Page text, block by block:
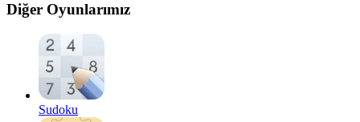
Diğer Oyunlarımız
Sudoku